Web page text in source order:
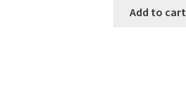
Add to cart